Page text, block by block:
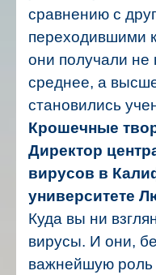
сравнению с
переходившими
они получали
среднее, а
становились
Крошечные
Директор
вирусов в
университете
Куда вы ни
вирусы. И они,
важнейшую роль